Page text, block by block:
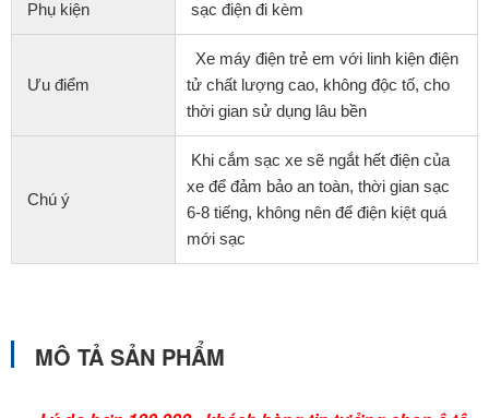
Phụ kiện sạc điện đi kèm
Ưu điểm
Xe máy điện trẻ em với linh kiện điện
tử chất lượng cao, không độc tố, cho
thời gian sử dụng lâu bền
Chú ý
Khi cắm sạc xe sẽ ngắt hết điện của
xe để đảm bảo an toàn, thời gian sạc
6-8 tiếng, không nên để điện kiệt quá
mới sạc
MÔ TẢ SẢN PHẨM